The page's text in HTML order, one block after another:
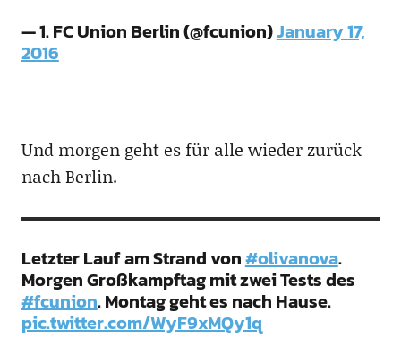
— 1. FC Union Berlin (@fcunion)January 17,
2016
Und morgen geht es für alle wieder zurück
nach Berlin.
Letzter Lauf am Strand von#olivanova.
Morgen Großkampftag mit zwei Tests des
#fcunion. Montag geht es nach Hause.
pic.twitter.com/WyF9xMQy1q